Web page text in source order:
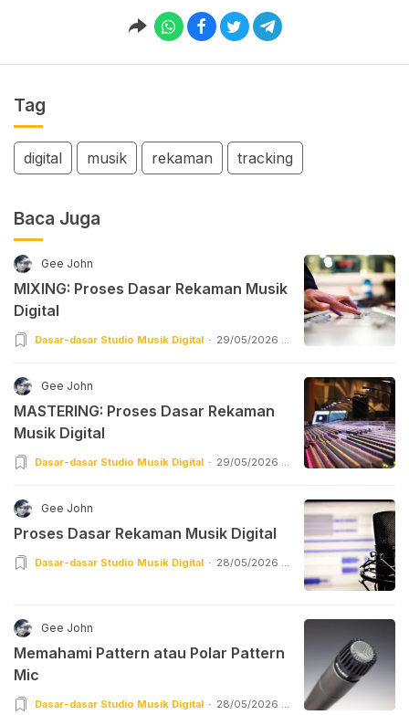
Tag
digital musik rekaman tracking
Baca Juga
Gee John
MIXING: Proses Dasar Rekaman Musik
Digital
Dasar-dasar Studio Musik Digital
29/05/2026 |
Gee John
MASTERING: Proses Dasar Rekaman
Musik Digital
Dasar-dasar Studio Musik Digital
29/05/2026 |
Gee John
Proses Dasar Rekaman Musik Digital
Dasar-dasar Studio Musik Digital
28/05/2026 |
Gee John
Memahami Pattern atau Polar Pattern
Mic
Dasar-dasar Studio Musik Digital
28/05/2026 |